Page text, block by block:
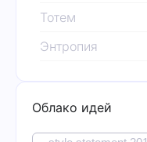
Тотем
Энтропия
Облако идей